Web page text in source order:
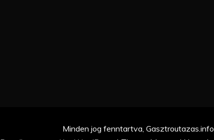
Minden jog fenntartva, Gasztroutazas.info